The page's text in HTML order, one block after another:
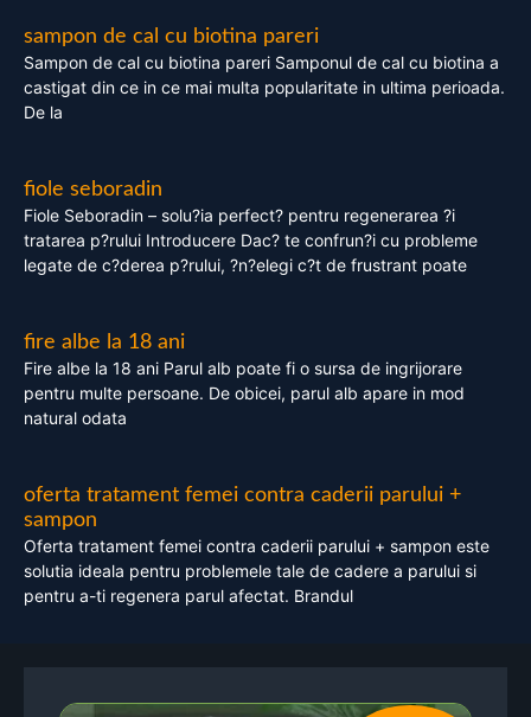
sampon de cal cu biotina pareri
Sampon de cal cu biotina pareri Samponul de cal cu biotina a
castigat din ce in ce mai multa popularitate in ultima perioada.
De la
fiole seboradin
Fiole Seboradin – solu?ia perfect? pentru regenerarea ?i
tratarea p?rului Introducere Dac? te confrun?i cu probleme
legate de c?derea p?rului, ?n?elegi c?t de frustrant poate
fire albe la 18 ani
Fire albe la 18 ani Parul alb poate fi o sursa de ingrijorare
pentru multe persoane. De obicei, parul alb apare in mod
natural odata
oferta tratament femei contra caderii parului +
sampon
Oferta tratament femei contra caderii parului + sampon este
solutia ideala pentru problemele tale de cadere a parului si
pentru a-ti regenera parul afectat. Brandul